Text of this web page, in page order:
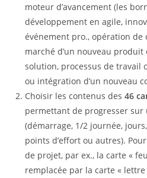
moteur d’avancement (les
développement en agile,
événement pro., opération de
marché d’un nouveau produit
solution, processus de
ou intégration d’un nouveau
Choisir les contenus des46
permettant de progresser
(démarrage, 1/2 journée,
points d’effort ou autres).
de projet, par ex., la carte «
remplacée par la carte «